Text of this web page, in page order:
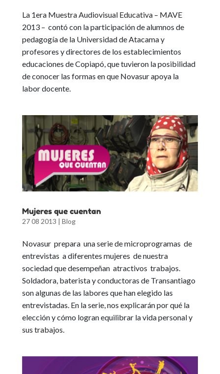
La 1era Muestra Audiovisual Educativa – MAVE
2013 – contó con la participación de alumnos de
pedagogía de la Universidad de Atacama y
profesores y directores de los establecimientos
educaciones de Copiapó, que tuvieron la posibilidad
de conocer las formas en que Novasur apoya la
labor docente.
Mujeres que cuentan
27 08 2013 Blog
Novasur prepara una serie de microprogramas de
entrevistas a diferentes mujeres de nuestra
sociedad que desempeñan atractivos trabajos.
Soldadora, baterista y conductoras de Transantiago
son algunas de las labores que han elegido las
entrevistadas. En la serie, nos explicarán por qué la
elección y cómo logran equilibrar la vida personal y
sus trabajos.